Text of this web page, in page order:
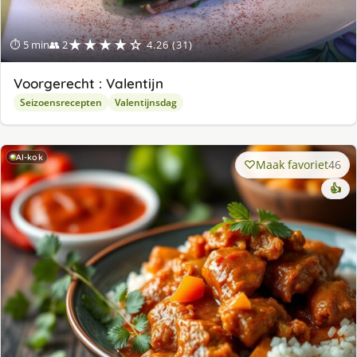
⏱ 5 min👥 2★★★★☆ 4.26 (31)
Voorgerecht : Valentijn
Seizoensrecepten Valentijnsdag
AI-kok Maak favoriet46
👍